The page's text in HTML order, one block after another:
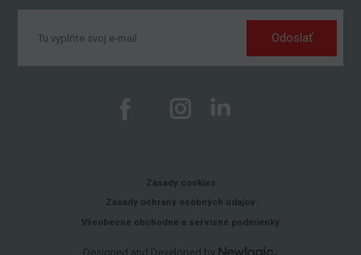
Odoslať
Zásady cookies
Zásady ochrany osobných údajov
Všeobecné obchodné a servisné podmienky
Designed and Developed by